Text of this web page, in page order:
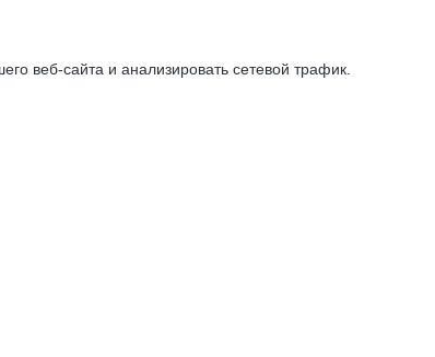
веб-сайта и анализировать сетевой трафик.